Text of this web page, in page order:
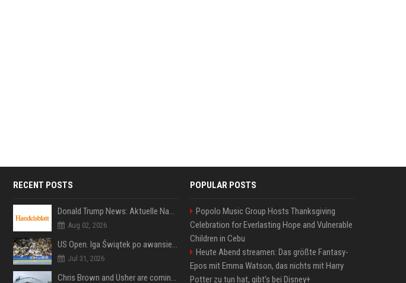
RECENT POSTS
Donald Trump News: Aktuelle Nachrichten & Eilmeldungen von heute zum US-Präsidenten.
Aug 02, 2026
US Open. Iga Świątek po awansie do 1/8 finału: dziś trzymałam poziom
Jul 31, 2026
Chris Brown and Usher are coming to Syracuse: They’re bringing lots of traffic with them
POPULAR POSTS
Popolo Music Group Hosts Thanksgiving
Celebration for Everlasting Hope and Vulnerable
Children in Cebu
Heute Abend streamen: Das größte Fantasy-
Epos mit Emma Watson, das nichts mit Harry
Potter zu tun hat, gibt's bei Disney+